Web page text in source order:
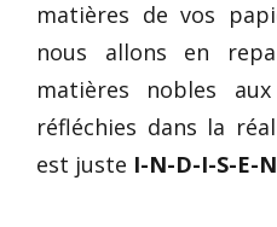
matières de vos
nous allons en
matières nobles
réfléchies dans la
est juste I-N-D-I-S-E-